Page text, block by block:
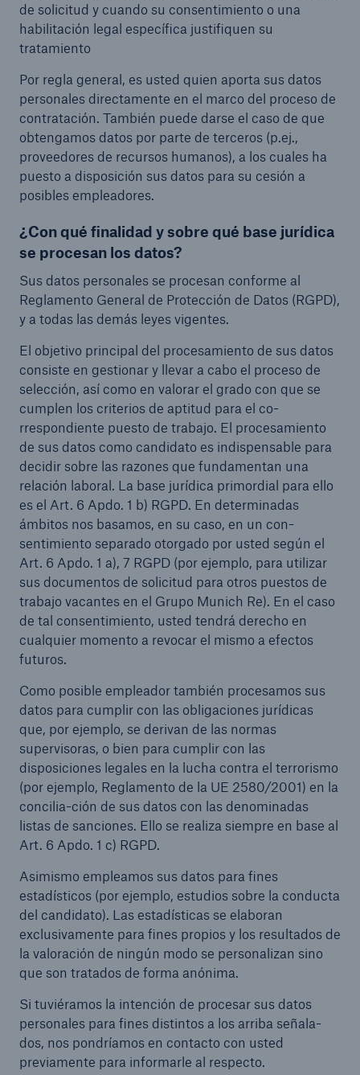
de solicitud y cuando su consentimiento o una
habilitación legal específica justifiquen su
tratamiento
Por regla general, es usted quien aporta sus datos
personales directamente en el marco del proceso de
contratación. También puede darse el caso de que
obtengamos datos por parte de terceros (p.ej.,
proveedores de recursos humanos), a los cuales ha
puesto a disposición sus datos para su cesión a
posibles empleadores.
¿Con qué finalidad y sobre qué base jurídica
se procesan los datos?
Sus datos personales se procesan conforme al
Reglamento General de Protección de Datos (RGPD),
y a todas las demás leyes vigentes.
El objetivo principal del procesamiento de sus datos
consiste en gestionar y llevar a cabo el proceso de
selección, así como en valorar el grado con que se
cumplen los criterios de aptitud para el co-
rrespondiente puesto de trabajo. El procesamiento
de sus datos como candidato es indispensable para
decidir sobre las razones que fundamentan una
relación laboral. La base jurídica primordial para ello
es el Art. 6 Apdo. 1 b) RGPD. En determinadas
ámbitos nos basamos, en su caso, en un con-
sentimiento separado otorgado por usted según el
Art. 6 Apdo. 1 a), 7 RGPD (por ejemplo, para utilizar
sus documentos de solicitud para otros puestos de
trabajo vacantes en el Grupo Munich Re). En el caso
de tal consentimiento, usted tendrá derecho en
cualquier momento a revocar el mismo a efectos
futuros.
Como posible empleador también procesamos sus
datos para cumplir con las obligaciones jurídicas
que, por ejemplo, se derivan de las normas
supervisoras, o bien para cumplir con las
disposiciones legales en la lucha contra el terrorismo
(por ejemplo, Reglamento de la UE 2580/2001) en la
concilia-ción de sus datos con las denominadas
listas de sanciones. Ello se realiza siempre en base al
Art. 6 Apdo. 1 c) RGPD.
Asimismo empleamos sus datos para fines
estadísticos (por ejemplo, estudios sobre la conducta
del candidato). Las estadísticas se elaboran
exclusivamente para fines propios y los resultados de
la valoración de ningún modo se personalizan sino
que son tratados de forma anónima.
Si tuviéramos la intención de procesar sus datos
personales para fines distintos a los arriba señala-
dos, nos pondríamos en contacto con usted
previamente para informarle al respecto.